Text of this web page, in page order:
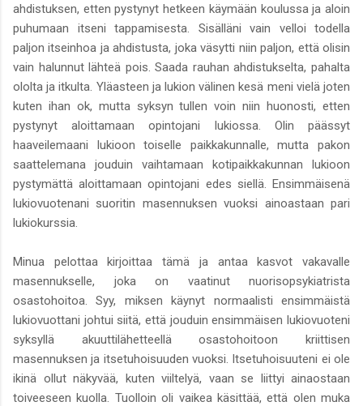
ahdistuksen, etten pystynyt hetkeen käymään koulussa ja aloin
puhumaan itseni tappamisesta. Sisälläni vain velloi todella
paljon itseinhoa ja ahdistusta, joka väsytti niin paljon, että olisin
vain halunnut lähteä pois. Saada rauhan ahdistukselta, pahalta
ololta ja itkulta. Yläasteen ja lukion välinen kesä meni vielä joten
kuten ihan ok, mutta syksyn tullen voin niin huonosti, etten
pystynyt aloittamaan opintojani lukiossa. Olin päässyt
haaveilemaani lukioon toiselle paikkakunnalle, mutta pakon
saattelemana jouduin vaihtamaan kotipaikkakunnan lukioon
pystymättä aloittamaan opintojani edes siellä. Ensimmäisenä
lukiovuotenani suoritin masennuksen vuoksi ainoastaan pari
lukiokurssia.
Minua pelottaa kirjoittaa tämä ja antaa kasvot vakavalle
masennukselle, joka on vaatinut nuorisopsykiatrista
osastohoitoa. Syy, miksen käynyt normaalisti ensimmäistä
lukiovuottani johtui siitä, että jouduin ensimmäisen lukiovuoteni
syksyllä akuuttilähetteellä osastohoitoon kriittisen
masennuksen ja itsetuhoisuuden vuoksi. Itsetuhoisuuteni ei ole
ikinä ollut näkyvää, kuten viiltelyä, vaan se liittyi ainaostaan
toiveeseen kuolla. Tuolloin oli vaikea käsittää, että olen muka